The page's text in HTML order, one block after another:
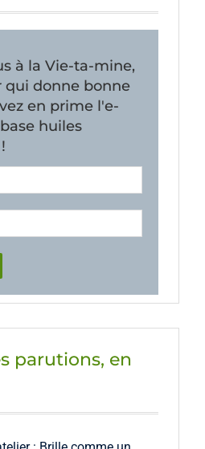
à la Vie-ta-mine,
qui donne bonne
en prime l'e-
huiles
parutions, en